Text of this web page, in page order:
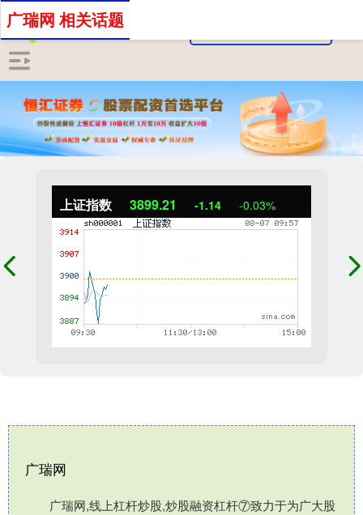
上证指数 3899.21 -1.14 -0.03%
广瑞网
广瑞网,线上杠杆炒股,炒股融资杠杆⑦致力于为广大股
广瑞网 相关话题